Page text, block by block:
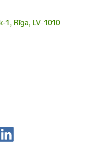
1, Rīga, LV–1010